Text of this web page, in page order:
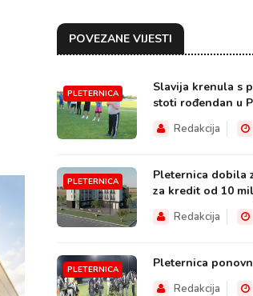
POVEZANE VIJESTI
PLETERNICA
Slavija krenula s
stoti rođendan u
Redakcija
PLETERNICA
Pleternica dobila
za kredit od 10
Redakcija
PLETERNICA Pleternica
Redakcija